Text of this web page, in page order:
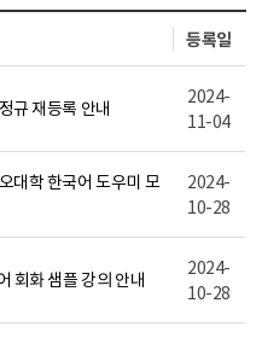
등록일
규 재등록 안내
2024-
11-04
대학 한국어 도우미 모
2024-
10-28
회화 샘플 강의 안내
2024-
10-28